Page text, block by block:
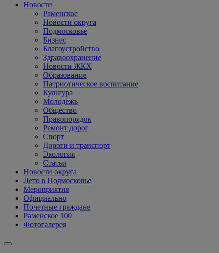
Новости
Раменское
Новости округа
Подмосковье
Бизнес
Благоустройство
Здравоохранение
Новости ЖКХ
Образование
Патриотическое воспитание
Культура
Молодежь
Общество
Правопорядок
Ремонт дорог
Спорт
Дороги и транспорт
Экология
Статьи
Новости округа
Лето в Подмосковье
Мероприятия
Официально
Почетные граждане
Раменское 100
Фотогалерея